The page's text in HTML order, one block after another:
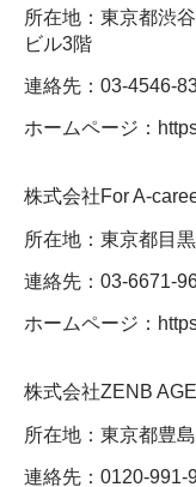
所在地：東京都渋
ビル3階
連絡先：03-4546-
ホームページ：
株式会社For A-
所在地：東京都目
連絡先：03-6671-
ホームページ：
株式会社ZENB
所在地：東京都豊
連絡先：0120-991-